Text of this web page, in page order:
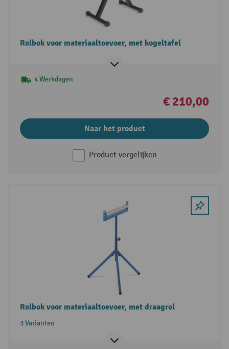
Rolbok voor materiaaltoevoer, met kogeltafel
4 Werkdagen
€ 210,00
Naar het product
Product vergelijken
Rolbok voor materiaaltoevoer, met draagrol
3 Varianten